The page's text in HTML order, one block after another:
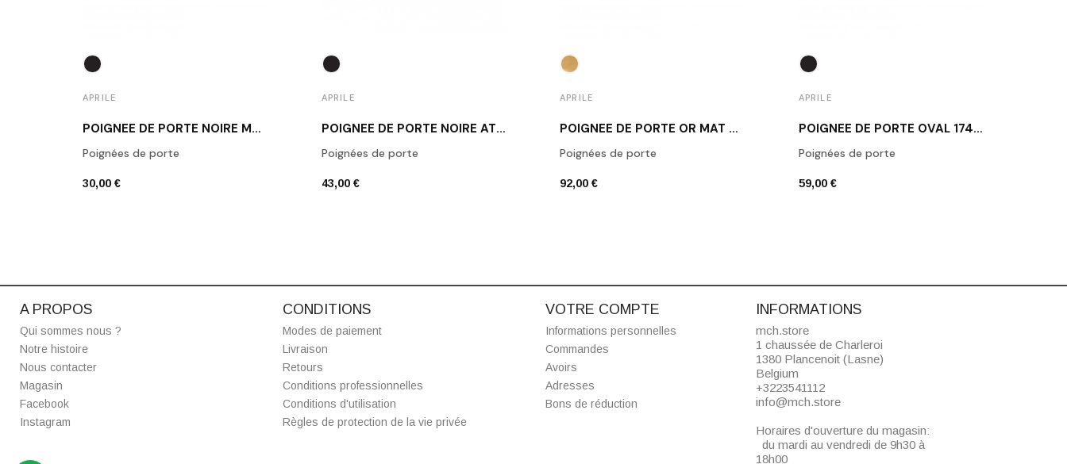
APRILE
POIGNÉE DE PORTE NOIRE MAT SALTA
Poignées de porte
30,00 €
APRILE
POIGNÉE DE PORTE NOIRE AT ARNICA R 7S BLACK
Poignées de porte
43,00 €
APRILE
POIGNÉE DE PORTE OR MAT MOLINIA
Poignées de porte
92,00 €
APRILE
POIGNÉE DE PORTE OVAL 1741 NOIR MAT
Poignées de porte
59,00 €
A PROPOS
Qui sommes nous ?
Notre histoire
Nous contacter
Magasin
Facebook
Instagram
CONDITIONS
Modes de paiement
Livraison
Retours
Conditions professionnelles
Conditions d'utilisation
Règles de protection de la vie privée
VOTRE COMPTE
Informations personnelles
Commandes
Avoirs
Adresses
Bons de réduction
INFORMATIONS
mch.store
1 chaussée de Charleroi
1380 Plancenoit (Lasne)
Belgium
+3223541112
info@mch.store
Horaires d'ouverture du magasin:
du mardi au vendredi de 9h30 à
18h00